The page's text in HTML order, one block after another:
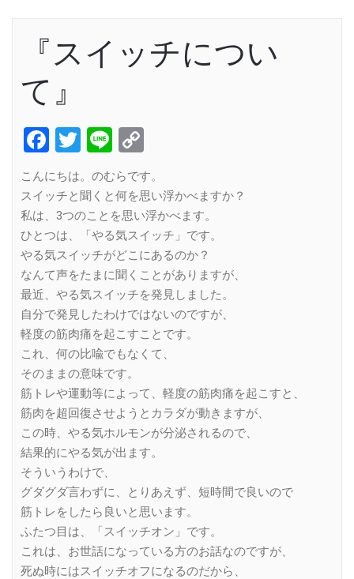
『スイッチについ
て』
Facebook
Twitter
Line
Link
こんにちは。のむらです。
スイッチと聞くと何を思い浮かべますか？
私は、3つのことを思い浮かべます。
ひとつは、「やる気スイッチ」です。
やる気スイッチがどこにあるのか？
なんて声をたまに聞くことがありますが、
最近、やる気スイッチを発見しました。
自分で発見したわけではないのですが、
軽度の筋肉痛を起こすことです。
これ、何の比喩でもなくて、
そのままの意味です。
筋トレや運動等によって、軽度の筋肉痛を起こすと、
筋肉を超回復させようとカラダが動きますが、
この時、やる気ホルモンが分泌されるので、
結果的にやる気が出ます。
そういうわけで、
グダグダ言わずに、とりあえず、短時間で良いので
筋トレをしたら良いと思います。
ふたつ目は、「スイッチオン」です。
これは、お世話になっている方のお話なのですが、
死ぬ時にはスイッチオフになるのだから、